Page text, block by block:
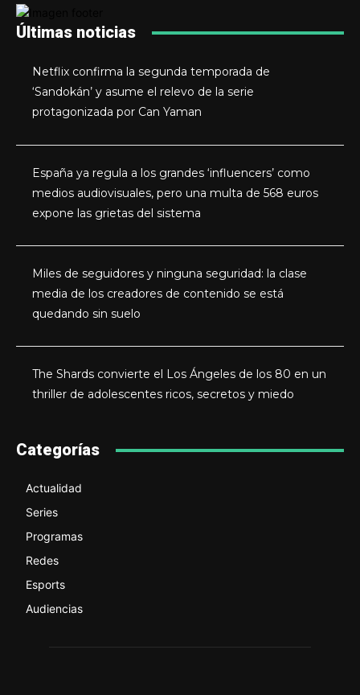
Últimas noticias
Netflix confirma la segunda temporada de
‘Sandokán’ y asume el relevo de la serie
protagonizada por Can Yaman
España ya regula a los grandes ‘influencers’ como
medios audiovisuales, pero una multa de 568 euros
expone las grietas del sistema
Miles de seguidores y ninguna seguridad: la clase
media de los creadores de contenido se está
quedando sin suelo
The Shards convierte el Los Ángeles de los 80 en un
thriller de adolescentes ricos, secretos y miedo
Categorías
Actualidad
Series
Programas
Redes
Esports
Audiencias